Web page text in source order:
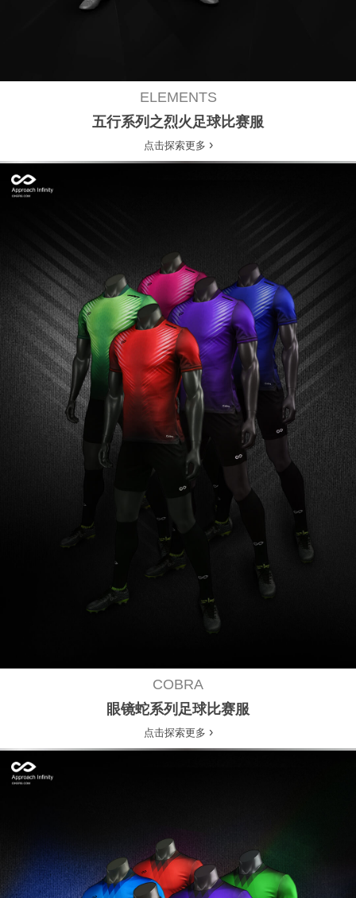
ELEMENTS
五行系列之烈火足球比赛服
点击探索更多 ›
COBRA
眼镜蛇系列足球比赛服
点击探索更多 ›